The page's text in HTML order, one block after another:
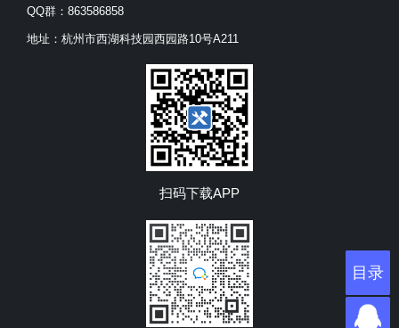
QQ群：863586858
地址：杭州市西湖科技园西园路10号A211
扫码下载APP
目录
目录